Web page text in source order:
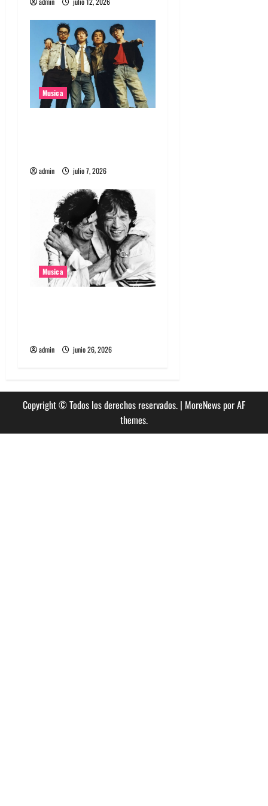
Musica
admin julio 7, 2026
Musica
admin junio 26, 2026
Copyright © Todos los derechos reservados. | MoreNewspor AF
themes.